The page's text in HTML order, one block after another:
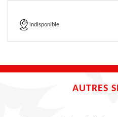
indisponible
AUTRES